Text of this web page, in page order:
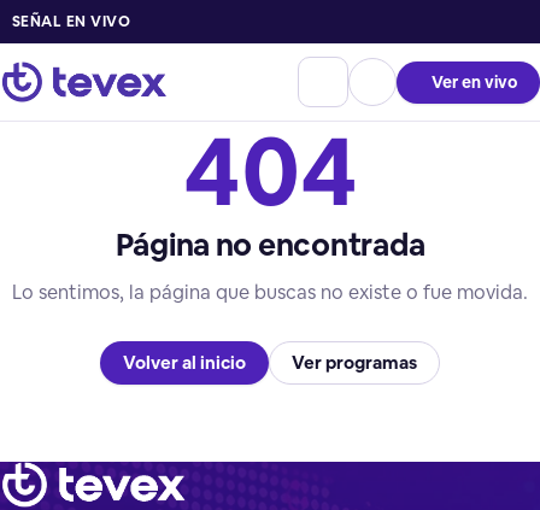
SEÑAL EN VIVO
Ver en vivo
404
Página no encontrada
Lo sentimos, la página que buscas no existe o fue movida.
Volver al inicio Ver programas